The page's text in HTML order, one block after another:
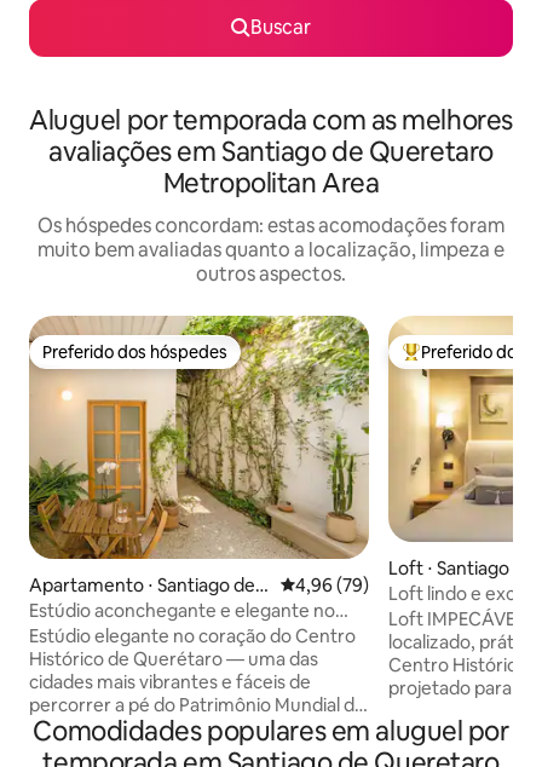
Buscar
Aluguel por temporada com as melhores
avaliações em Santiago de Queretaro
Metropolitan Area
Os hóspedes concordam: estas acomodações foram
muito bem avaliadas quanto a localização, limpeza e
outros aspectos.
Preferido dos hóspedes
Preferido dos hóspedes
Apartamento ⋅ Santiago de
Querétaro
4,96 de uma avaliação média
4,96 (79)
Estúdio aconchegante e elegante no
centro
Estúdio elegante no coração do Centro
Histórico de Querétaro — uma das
cidades mais vibrantes e fáceis de
percorrer a pé do Patrimônio Mundial da
UNESCO no México. Pátio compartilhado
com plantas — perfeito para seu café da
Entre os
Preferido dos
Loft ⋅ Santiago
Loft lindo e
Histórico de
Loft
localizado,
Centro Histórico Cada detalhe foi
projetado para
funcional em Querétaro.
no coração da
Comodidades populares em aluguel por